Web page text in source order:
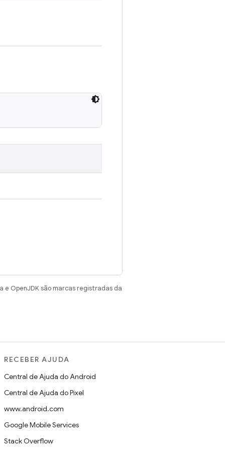
e OpenJDK são marcas registradas da
RECEBER AJUDA
Central de Ajuda do Android
Central de Ajuda do Pixel
www.android.com
Google Mobile Services
Stack Overflow